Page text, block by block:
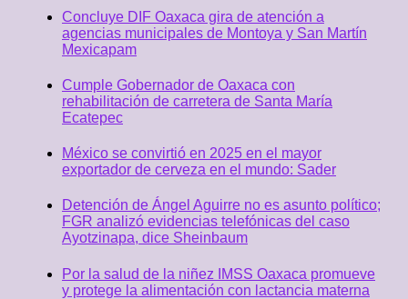
Concluye DIF Oaxaca gira de atención a
agencias municipales de Montoya y San Martín
Mexicapam
Cumple Gobernador de Oaxaca con
rehabilitación de carretera de Santa María
Ecatepec
México se convirtió en 2025 en el mayor
exportador de cerveza en el mundo: Sader
Detención de Ángel Aguirre no es asunto político;
FGR analizó evidencias telefónicas del caso
Ayotzinapa, dice Sheinbaum
Por la salud de la niñez IMSS Oaxaca promueve
y protege la alimentación con lactancia materna